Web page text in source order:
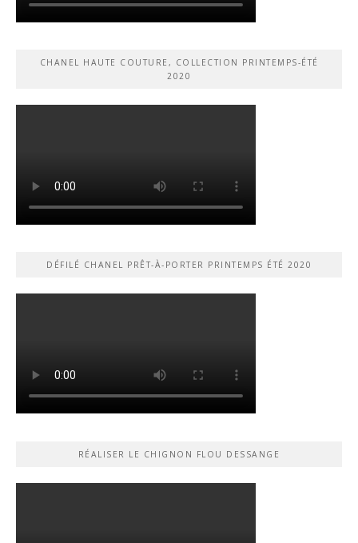
CHANEL HAUTE COUTURE, COLLECTION PRINTEMPS-ÉTÉ
2020
DÉFILÉ CHANEL PRÊT-À-PORTER PRINTEMPS ÉTÉ 2020
RÉALISER LE CHIGNON FLOU DESSANGE